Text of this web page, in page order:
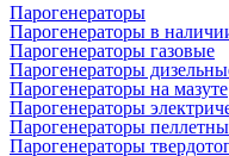
Парогенераторы
Парогенераторы в
Парогенераторы газовые
Парогенераторы
Парогенераторы на мазуте
Парогенераторы
Парогенераторы
Парогенераторы